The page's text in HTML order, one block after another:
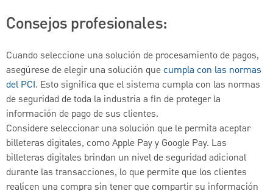
Consejos profesionales:
Cuando seleccione una solución de procesamiento de pagos,
asegúrese de elegir una solución quecumpla con las normas
del PCI. Esto significa que el sistema cumpla con las normas
de seguridad de toda la industria a fin de proteger la
información de pago de sus clientes.
Considere seleccionar una solución que le permita aceptar
billeteras digitales, como Apple Pay y Google Pay. Las
billeteras digitales brindan un nivel de seguridad adicional
durante las transacciones, lo que permite que los clientes
realicen una compra sin tener que compartir su información